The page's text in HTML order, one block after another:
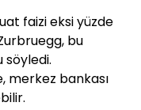
faizi eksi yüzde
bu
söyledi.
merkez bankası